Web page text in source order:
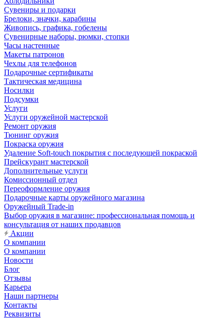
Сувениры и подарки
Брелоки, значки, карабины
Живопись, графика, гобелены
Сувенирные наборы, рюмки, стопки
Часы настенные
Макеты патронов
Чехлы для телефонов
Подарочные сертификаты
Тактическая медицина
Носилки
Подсумки
Услуги
Услуги оружейной мастерской
Ремонт оружия
Тюнинг оружия
Покраска оружия
Удаление Soft-touch покрытия с последующей покраской
Прейскурант мастерской
Дополнительные услуги
Комиссионный отдел
Переоформление оружия
Подарочные карты оружейного магазина
Оружейный Trade-in
Выбор оружия в магазине: профессиональная помощь и
консультация от наших продавцов
Акции
О компании
О компании
Новости
Блог
Отзывы
Карьера
Наши партнеры
Контакты
Реквизиты